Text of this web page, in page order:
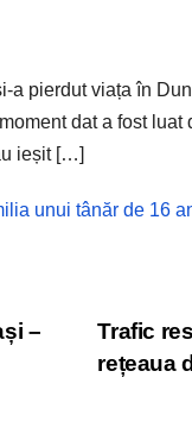
a pierdut viața în
dat a fost
ieșit […]
unui tânăr de 16
Trafic
rețeaua
–